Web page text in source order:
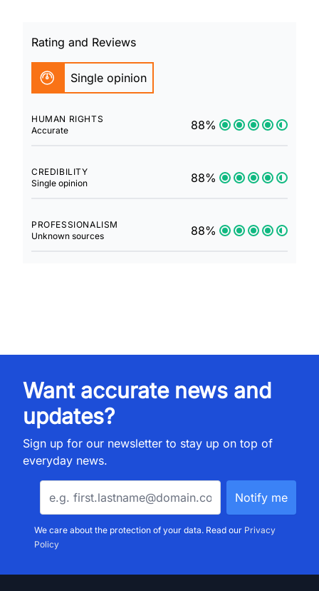
Rating and Reviews
Single opinion
HUMAN RIGHTS
Accurate
88%
CREDIBILITY
Single opinion
88%
PROFESSIONALISM
Unknown sources
88%
Want accurate news and
updates?
Sign up for our newsletter to stay up on top of
everyday news.
We care about the protection of your data. Read our Privacy
Policy